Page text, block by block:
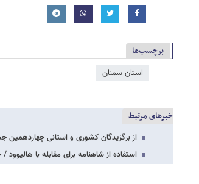
برچسب‌ها
استان سمنان
خبرهای مرتبط
از برگزیدگان کشوری و استانی
استفاده از شاهنامه برای مقابله با